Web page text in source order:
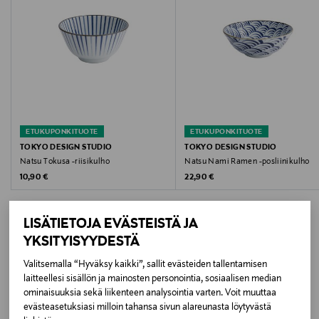
LISÄTIETOJA EVÄSTEISTÄ JA
YKSITYISYYDESTÄ
Valitsemalla “Hyväksy kaikki”, sallit evästeiden tallentamisen
laitteellesi sisällön ja mainosten personointia, sosiaalisen median
ominaisuuksia sekä liikenteen analysointia varten. Voit muuttaa
evästeasetuksiasi milloin tahansa sivun alareunasta löytyvästä
BLUE/WHITE
Valmistusmaa
Japani
Valmistajan tuotenumero
22330
Valmistaja
CNB ENTERPRISES B.V.
ETUKUPONKITUOTE
TOKYO DESIGN STUDIO
Natsu Tokusa -riisikulho
Original Price
10,90 €
ETUKUPONKITUOTE
TOKYO DESIGN STUDIO
Natsu Nami Ramen -posliinikulho
Original Price
22,90 €
LISÄÄ KIINNOSTAVIA
TUOTTEITA